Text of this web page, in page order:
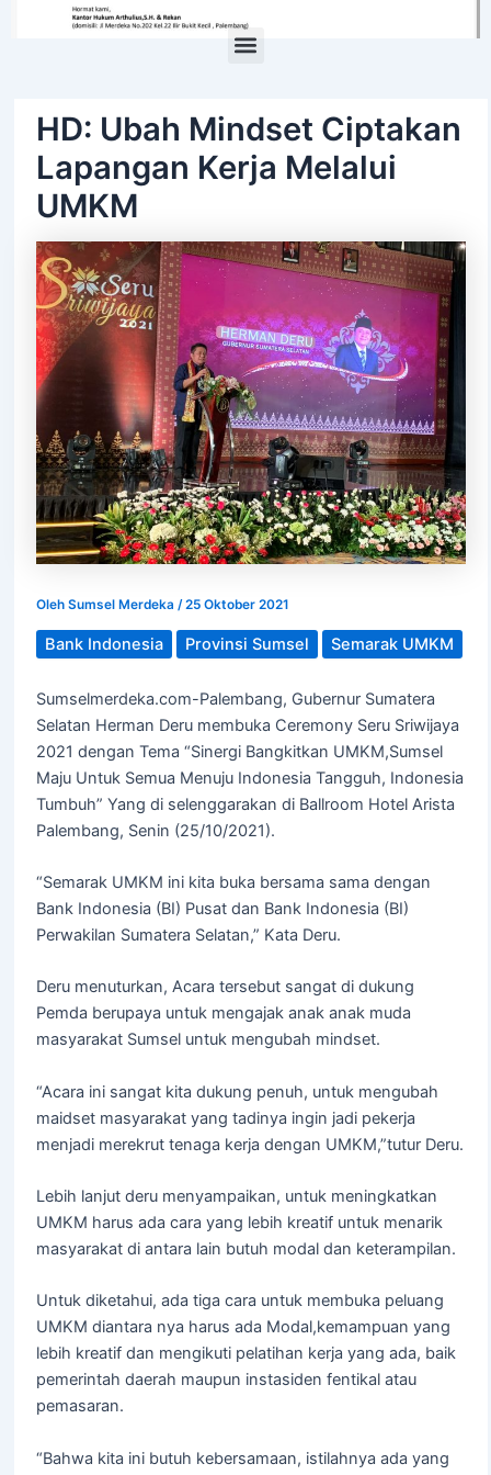
HD: Ubah Mindset Ciptakan
Lapangan Kerja Melalui
UMKM
Oleh Sumsel Merdeka /25 Oktober 2021
Bank Indonesia Provinsi Sumsel Semarak UMKM
Sumselmerdeka.com-Palembang, Gubernur Sumatera
Selatan Herman Deru membuka Ceremony Seru Sriwijaya
2021 dengan Tema “Sinergi Bangkitkan UMKM,Sumsel
Maju Untuk Semua Menuju Indonesia Tangguh, Indonesia
Tumbuh” Yang di selenggarakan di Ballroom Hotel Arista
Palembang, Senin (25/10/2021).
“Semarak UMKM ini kita buka bersama sama dengan
Bank Indonesia (BI) Pusat dan Bank Indonesia (BI)
Perwakilan Sumatera Selatan,” Kata Deru.
Deru menuturkan, Acara tersebut sangat di dukung
Pemda berupaya untuk mengajak anak anak muda
masyarakat Sumsel untuk mengubah mindset.
“Acara ini sangat kita dukung penuh, untuk mengubah
maidset masyarakat yang tadinya ingin jadi pekerja
menjadi merekrut tenaga kerja dengan UMKM,”tutur Deru.
Lebih lanjut deru menyampaikan, untuk meningkatkan
UMKM harus ada cara yang lebih kreatif untuk menarik
masyarakat di antara lain butuh modal dan keterampilan.
Untuk diketahui, ada tiga cara untuk membuka peluang
UMKM diantara nya harus ada Modal,kemampuan yang
lebih kreatif dan mengikuti pelatihan kerja yang ada, baik
pemerintah daerah maupun instasiden fentikal atau
pemasaran.
“Bahwa kita ini butuh kebersamaan, istilahnya ada yang